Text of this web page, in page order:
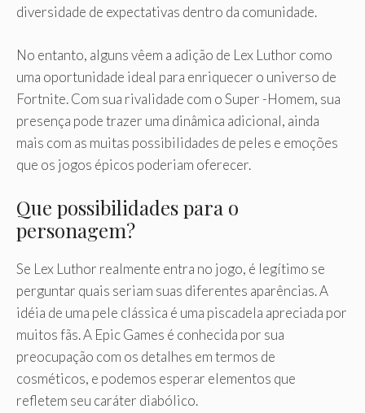
diversidade de expectativas dentro da comunidade.
No entanto, alguns vêem a adição de Lex Luthor como
uma oportunidade ideal para enriquecer o universo de
Fortnite. Com sua rivalidade com o Super -Homem, sua
presença pode trazer uma dinâmica adicional, ainda
mais com as muitas possibilidades de peles e emoções
que os jogos épicos poderiam oferecer.
Que possibilidades para o
personagem?
Se Lex Luthor realmente entra no jogo, é legítimo se
perguntar quais seriam suas diferentes aparências. A
idéia de uma pele clássica é uma piscadela apreciada por
muitos fãs. A Epic Games é conhecida por sua
preocupação com os detalhes em termos de
cosméticos, e podemos esperar elementos que
refletem seu caráter diabólico.